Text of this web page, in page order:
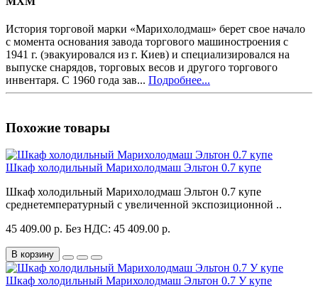
История торговой марки «Марихолодмаш» берет свое начало
с момента основания завода торгового машиностроения с
1941 г. (эвакуировался из г. Киев) и специализировался на
выпуске снарядов, торговых весов и другого торгового
инвентаря. С 1960 года зав... Подробнее...
Похожие товары
Шкаф холодильный Марихолодмаш Эльтон 0.7 купе
Шкаф холодильный Марихолодмаш Эльтон 0.7 купе
среднетемпературный с увеличенной экспозиционной ..
45 409.00 р. Без НДС: 45 409.00 р.
В корзину
Шкаф холодильный Марихолодмаш Эльтон 0.7 У купе